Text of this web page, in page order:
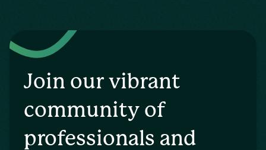
Join our vibrant
community of
professionals and